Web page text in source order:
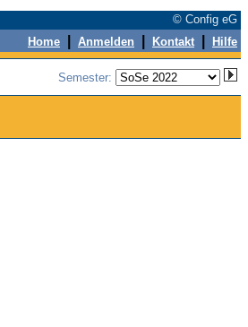
© Config eG
Home Anmelden Kontakt Hilfe
Semester: